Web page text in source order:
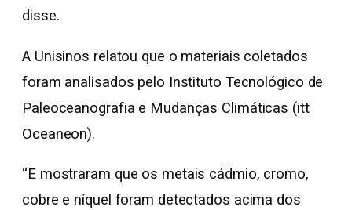
disse.
A Unisinos relatou que o materiais coletados
foram analisados pelo Instituto Tecnológico de
Paleoceanografia e Mudanças Climáticas (itt
Oceaneon).
“E mostraram que os metais cádmio, cromo,
cobre e níquel foram detectados acima dos